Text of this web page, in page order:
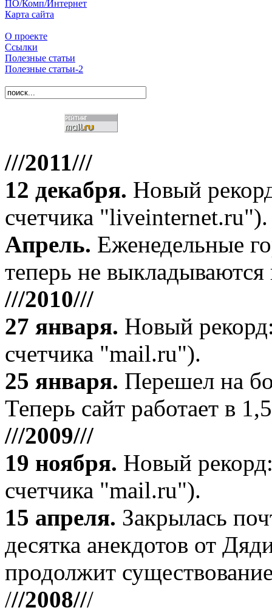
ПО/Комп/Интернет
Карта сайта
О проекте
Ссылки
Полезные статьи
Полезные статьи-2
///2011///
12 декабря. Новый
счетчика "liveinternet.ru").
Апрель. Еженедельные
теперь не выкладываются
///2010///
27 января. Новый
счетчика "mail.ru").
25 января. Перешел на
Теперь сайт работает в
///2009///
19 ноября. Новый
счетчика "mail.ru").
15 апреля. Закрылась
десятка анекдотов от
продолжит
///2008///